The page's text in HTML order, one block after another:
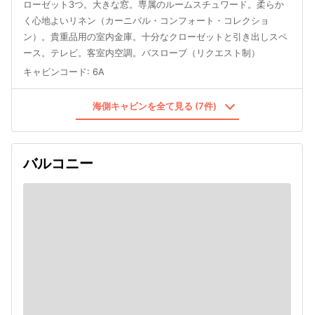
ローゼット3つ。大きな窓。専属のルームスチュワード。柔らか
く心地よいリネン（カーニバル・コンフォート・コレクショ
ン）。貴重品用の室内金庫。十分なクローゼットと引き出しスペ
ース。テレビ。客室内空調。バスローブ（リクエスト制）
キャビンコード: 6A
海側キャビンを全て見る (7件)
バルコニー